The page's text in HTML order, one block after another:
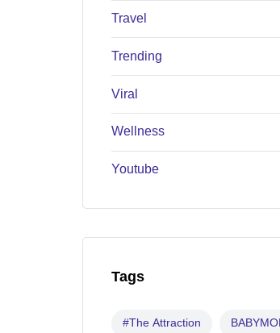
Travel
Trending
Viral
Wellness
Youtube
Tags
#The Attraction